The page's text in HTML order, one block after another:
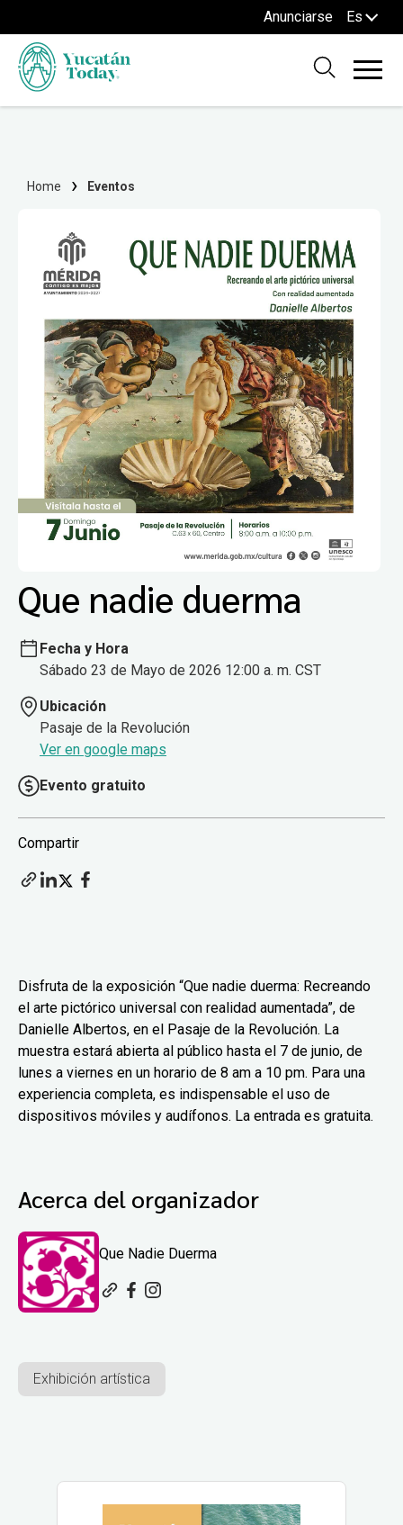
Anunciarse Es
Home Eventos
Que nadie duerma
Fecha y Hora
Sábado 23 de Mayo de 2026 12:00 a. m. CST
Ubicación
Pasaje de la Revolución
Ver en google maps
Evento gratuito
Compartir
Disfruta de la exposición “Que nadie duerma: Recreando
el arte pictórico universal con realidad aumentada”, de
Danielle Albertos, en el Pasaje de la Revolución. La
muestra estará abierta al público hasta el 7 de junio, de
lunes a viernes en un horario de 8 am a 10 pm. Para una
experiencia completa, es indispensable el uso de
dispositivos móviles y audífonos. La entrada es gratuita.
Acerca del organizador
Que Nadie Duerma
Exhibición artística